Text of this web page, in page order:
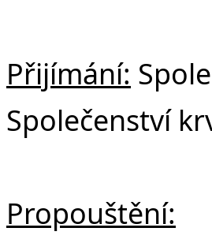
Přijímání:
Společenství
Propouštění: